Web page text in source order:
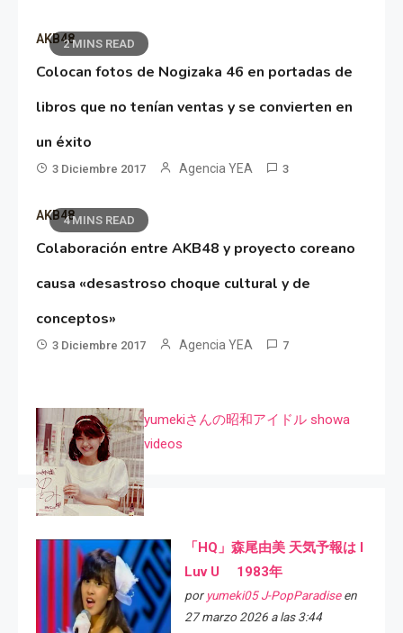
2 MINS READ
AKB48
Colocan fotos de Nogizaka 46 en portadas de
libros que no tenían ventas y se convierten en
un éxito
3 Diciembre 2017 Agencia YEA 3
4 MINS READ
AKB48
Colaboración entre AKB48 y proyecto coreano
causa «desastroso choque cultural y de
conceptos»
3 Diciembre 2017 Agencia YEA 7
yumekiさんの昭和アイドル showa
videos
「HQ」森尾由美 天気予報は I
Luv U 1983年
por yumeki05 J-PopParadiseen
27 marzo 2026 a las 3:44